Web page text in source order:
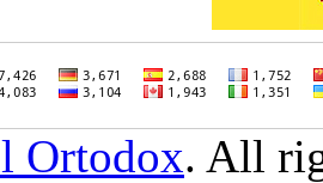
Ortodox. All